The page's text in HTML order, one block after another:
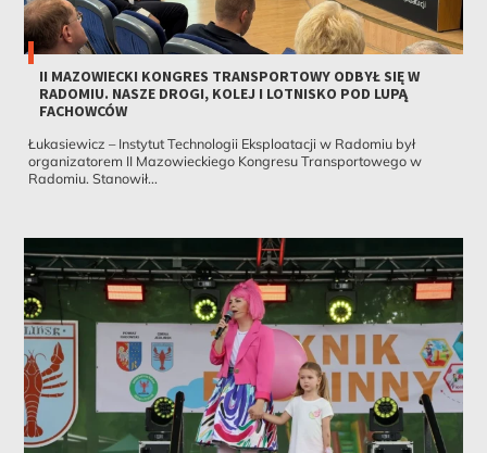
II MAZOWIECKI KONGRES TRANSPORTOWY ODBYŁ SIĘ W
RADOMIU. NASZE DROGI, KOLEJ I LOTNISKO POD LUPĄ
FACHOWCÓW
Łukasiewicz – Instytut Technologii Eksploatacji w Radomiu był
organizatorem II Mazowieckiego Kongresu Transportowego w
Radomiu. Stanowił...